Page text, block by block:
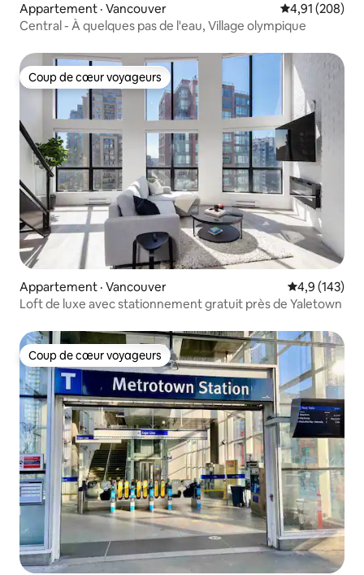
Appartement · Vancouver Note
4,91 (208)
Central - À quelques pas de l'eau, Village olympique
Coup de cœur voyageurs
Coup de cœur voyageurs
Appartement · Vancouver Note
4,9 (143)
Loft de luxe avec stationnement gratuit près de Yaletown
Coup de cœur voyageurs
Coup de cœur voyageurs